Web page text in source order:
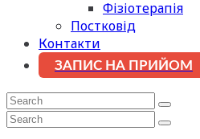
Фізіотерапія
Постковід
Контакти
ЗАПИС НА ПРИЙОМ